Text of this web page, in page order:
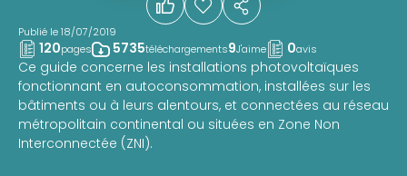
Publié le 18/07/2019
120pages 5735téléchargements9J'aime 0avis
Ce guide concerne les installations photovoltaïques
fonctionnant en autoconsommation, installées sur les
bâtiments ou à leurs alentours, et connectées au réseau
métropolitain continental ou situées en Zone Non
Interconnectée (ZNI).